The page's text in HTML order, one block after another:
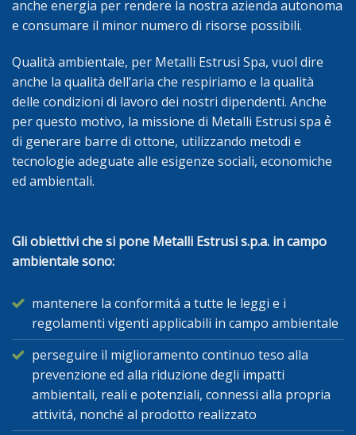
anche energia per rendere la nostra azienda autonoma
e consumare il minor numero di risorse possibili.
Qualità ambientale, per Metalli Estrusi Spa, vuol dire
anche la qualità dell’aria che respiriamo e la qualità
delle condizioni di lavoro dei nostri dipendenti. Anche
per questo motivo, la missione di Metalli Estrusi spa é̀
di generare barre di ottone, utilizzando metodi e
tecnologie adeguate alle esigenze sociali, economiche
ed ambientali.
Gli obiettivi che si pone Metalli Estrusi s.p.a. in campo
ambientale sono:
mantenere la conformitá a tutte le leggi e i
regolamenti vigenti applicabili in campo ambientale
perseguire il miglioramento continuo teso alla
prevenzione ed alla riduzione degli impatti
ambientali, reali e potenziali, connessi alla propria
attivitá, nonché al prodotto realizzato